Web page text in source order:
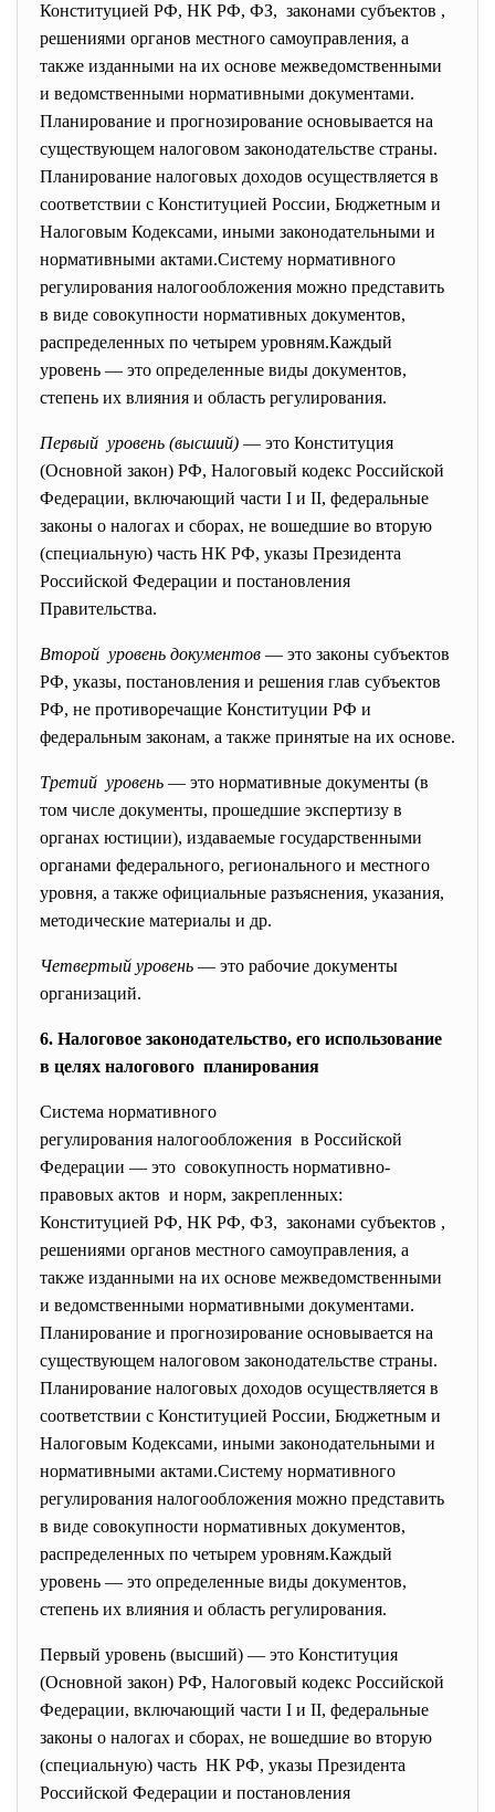
Конституцией РФ, НК РФ, ФЗ, законами субъектов ,
решениями органов местного самоуправления, а
также изданными на их основе межведомственными
и ведомственными нормативными документами.
Планирование и прогнозирование основывается на
существующем налоговом законодательстве страны.
Планирование налоговых доходов осуществляется в
соответствии с Конституцией России, Бюджетным и
Налоговым Кодексами, иными законодательными и
нормативными актами.Систему нормативного
регулирования налогообложения можно представить
в виде совокупности нормативных документов,
распределенных по четырем уровням.Каждый
уровень — это определенные виды документов,
степень их влияния и область регулирования.
Первый уровень (высший) — это Конституция
(Основной закон) РФ, Налоговый кодекс Российской
Федерации, включающий части I и II, федеральные
законы о налогах и сборах, не вошедшие во вторую
(специальную) часть НК РФ, указы Президента
Российской Федерации и постановления
Правительства.
Второй уровень документов — это законы субъектов
РФ, указы, постановления и решения глав субъектов
РФ, не противоречащие Конституции РФ и
федеральным законам, а также принятые на их основе.
Третий уровень — это нормативные документы (в
том числе документы, прошедшие экспертизу в
органах юстиции), издаваемые государственными
органами федерального, регионального и местного
уровня, а также официальные разъяснения, указания,
методические материалы и др.
Четвертый уровень — это рабочие документы
организаций.
6. Налоговое законодательство, его использование
в целях налогового планирования
Система нормативного
регулирования налогообложения в Российской
Федерации — это совокупность нормативно-
правовых актов и норм, закрепленных:
Конституцией РФ, НК РФ, ФЗ, законами субъектов ,
решениями органов местного самоуправления, а
также изданными на их основе межведомственными
и ведомственными нормативными документами.
Планирование и прогнозирование основывается на
существующем налоговом законодательстве страны.
Планирование налоговых доходов осуществляется в
соответствии с Конституцией России, Бюджетным и
Налоговым Кодексами, иными законодательными и
нормативными актами.Систему нормативного
регулирования налогообложения можно представить
в виде совокупности нормативных документов,
распределенных по четырем уровням.Каждый
уровень — это определенные виды документов,
степень их влияния и область регулирования.
Первый уровень (высший) — это Конституция
(Основной закон) РФ, Налоговый кодекс Российской
Федерации, включающий части I и II, федеральные
законы о налогах и сборах, не вошедшие во вторую
(специальную) часть НК РФ, указы Президента
Российской Федерации и постановления